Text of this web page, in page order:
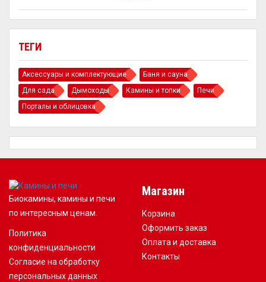
ТЕГИ
Аксессуары и комплектующие
Баня и сауна
Для сада
Дымоходы Камины и топки
Печи
Порталы и облицовка
Биокамины, камины и печи
по интересным ценам.
Политика
конфиденциальности
Согласие на обработку
персональных данных
Магазин
Корзина
Оформить заказ
Оплата и доставка
Контакты